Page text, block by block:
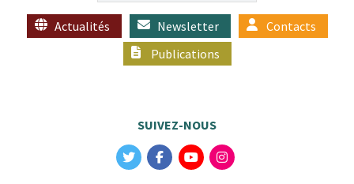
Actualités Newsletter
Contacts
Publications
SUIVEZ-NOUS